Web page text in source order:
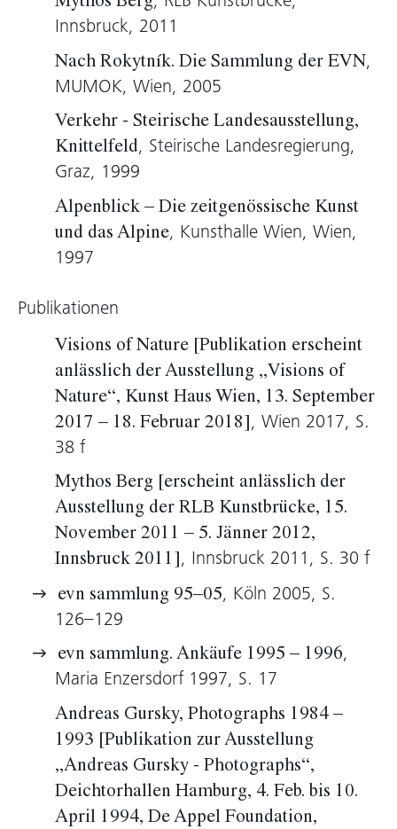
zwischen Bildzentrum und Peripherie. Gursky
verzichtet auf das traditionelle
Konstruktionsschema Vordergrund/Hintergrund
und „orchestriert Mittelgründe“ (Collier
Das BildMaloja ist ein gutes Beispiel für die
leise Spannung, die Gurskys Motiven
innewohnt. Irritierend ist der Gegensatz
zwischen einem unspektakulären
Landschaftsausschnitt und einer sehr präzisen,
ja geradezu bedeutungsschweren
Zentrum bildet einen Kreis – aber was erfahren
eines Kräuterlehrgangs, um eine ökologische
Initiativgruppe, um eine Therapiesitzung?
Eigentlich erfahren wir nur, dass auch an
entlegenen Orten die gewohnten
zivilisatorischen Strukturen wirksam sind. So
unverrückbar das Bild in seiner zentrierten
Prägnanz auch zu sein scheint: Wir spüren
dennoch, dass die Welt links und rechts des
Bildausschnitts ganz normal weitergeht und
sind, demnächst in ihre urbane Heimat
zurückkehren werden.
Wolfgang Kos, 2005
Innsbruck, 2011
Nach Rokytník. Die Sammlung der EVN,
MUMOK, Wien, 2005
Verkehr - Steirische Landesausstellung,
Knittelfeld, Steirische Landesregierung,
Graz, 1999
Alpenblick – Die zeitgenössische Kunst
und das Alpine, Kunsthalle Wien, Wien,
1997
Publikationen
Visions of Nature [Publikation erscheint
anlässlich der Ausstellung „Visions of
Nature“, Kunst Haus Wien, 13. September
2017 – 18. Februar 2018] , Wien 2017, S.
38 f
Mythos Berg [erscheint anlässlich der
Ausstellung der RLB Kunstbrücke, 15.
November 2011 – 5. Jänner 2012,
Innsbruck 2011] , Innsbruck 2011, S. 30 f
evn sammlung 95–05, Köln 2005, S.
126–129
evn sammlung. Ankäufe 1995 – 1996,
Maria Enzersdorf 1997, S. 17
Andreas Gursky, Photographs 1984 –
1993 [Publikation zur Ausstellung
„Andreas Gursky - Photographs“,
Deichtorhallen Hamburg, 4. Feb. bis 10.
April 1994, De Appel Foundation,